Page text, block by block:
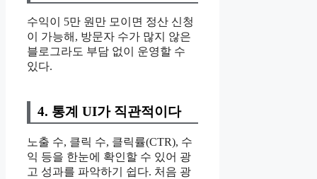
수익이 5만 원만 모이면 정산 신청
이 가능해, 방문자 수가 많지 않은
블로그라도 부담 없이 운영할 수
있다.
4. 통계 UI가 직관적이다
노출 수, 클릭 수, 클릭률(CTR), 수
익 등을 한눈에 확인할 수 있어 광
고 성과를 파악하기 쉽다. 처음 광